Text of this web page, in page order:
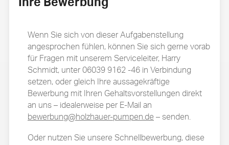
Ihre Bewerbung
Wenn Sie sich von dieser Aufgabenstellung
angesprochen fühlen, können Sie sich gerne vorab
für Fragen mit unserem Serviceleiter, Harry
Schmidt, unter 06039 9162 -46 in Verbindung
setzen, oder gleich Ihre aussagekräftige
Bewerbung mit Ihren Gehaltsvorstellungen direkt
an uns – idealerweise per E-Mail an
bewerbung@holzhauer-pumpen.de – senden.
Oder nutzen Sie unsere Schnellbewerbung, diese